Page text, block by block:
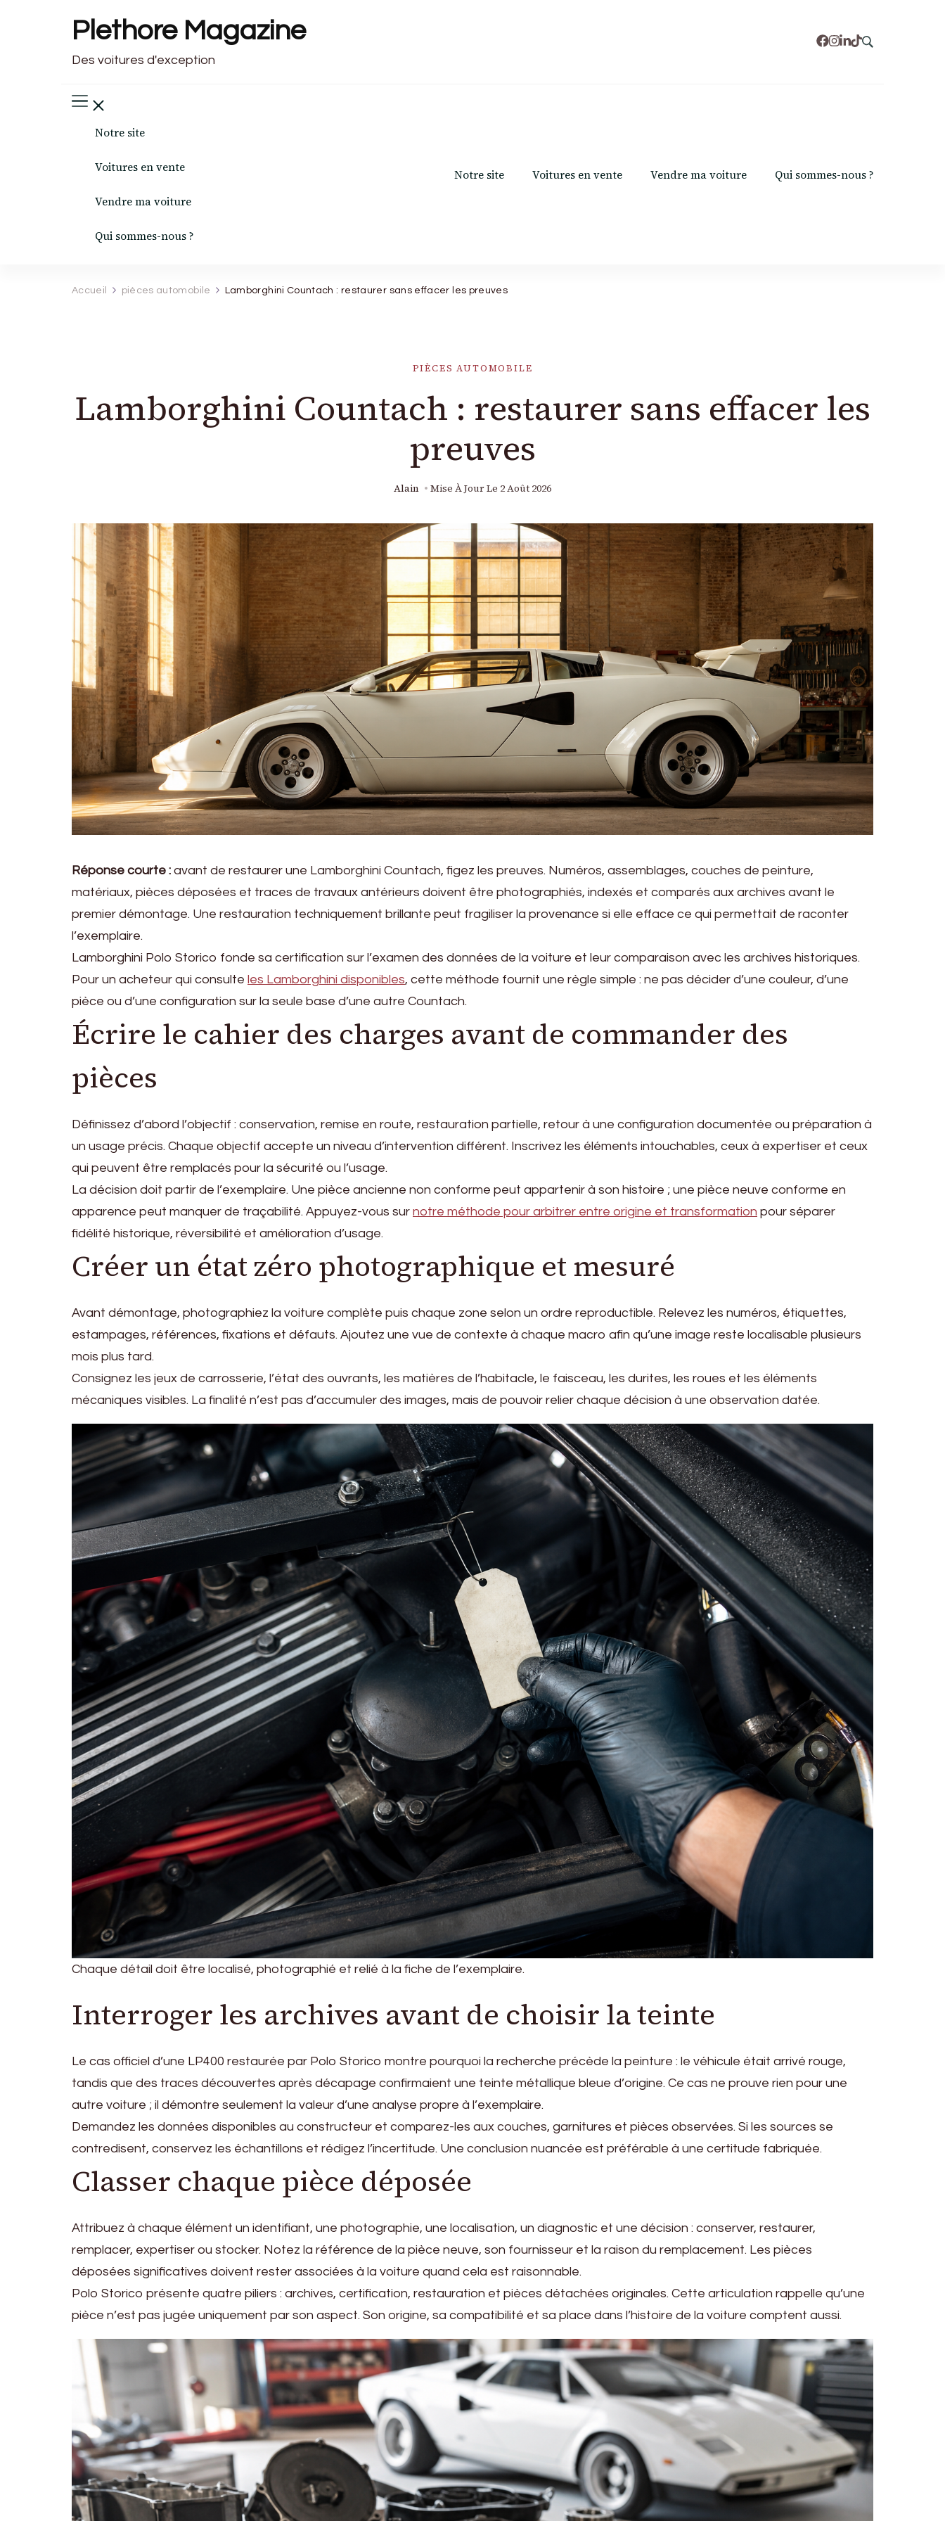
Plethore Magazine
Des voitures d'exception
Notre site
Voitures en vente
Vendre ma voiture
Qui sommes-nous ?
Notre site Voitures en vente Vendre ma voiture Qui sommes-nous ?
Accueil pièces automobile Lamborghini Countach : restaurer sans effacer les preuves
PIÈCES AUTOMOBILE
Lamborghini Countach : restaurer sans effacer les
preuves
Alain Mise À Jour Le 2 Août 2026
Réponse courte : avant de restaurer une Lamborghini Countach, figez les preuves. Numéros, assemblages, couches de peinture,
matériaux, pièces déposées et traces de travaux antérieurs doivent être photographiés, indexés et comparés aux archives avant le
premier démontage. Une restauration techniquement brillante peut fragiliser la provenance si elle efface ce qui permettait de raconter
l’exemplaire.
Lamborghini Polo Storico fonde sa certification sur l’examen des données de la voiture et leur comparaison avec les archives historiques.
Pour un acheteur qui consulte les Lamborghini disponibles, cette méthode fournit une règle simple : ne pas décider d’une couleur, d’une
pièce ou d’une configuration sur la seule base d’une autre Countach.
Écrire le cahier des charges avant de commander des
pièces
Définissez d’abord l’objectif : conservation, remise en route, restauration partielle, retour à une configuration documentée ou préparation à
un usage précis. Chaque objectif accepte un niveau d’intervention différent. Inscrivez les éléments intouchables, ceux à expertiser et ceux
qui peuvent être remplacés pour la sécurité ou l’usage.
La décision doit partir de l’exemplaire. Une pièce ancienne non conforme peut appartenir à son histoire ; une pièce neuve conforme en
apparence peut manquer de traçabilité. Appuyez-vous sur notre méthode pour arbitrer entre origine et transformation pour séparer
fidélité historique, réversibilité et amélioration d’usage.
Créer un état zéro photographique et mesuré
Avant démontage, photographiez la voiture complète puis chaque zone selon un ordre reproductible. Relevez les numéros, étiquettes,
estampages, références, fixations et défauts. Ajoutez une vue de contexte à chaque macro afin qu’une image reste localisable plusieurs
mois plus tard.
Consignez les jeux de carrosserie, l’état des ouvrants, les matières de l’habitacle, le faisceau, les durites, les roues et les éléments
mécaniques visibles. La finalité n’est pas d’accumuler des images, mais de pouvoir relier chaque décision à une observation datée.
Chaque détail doit être localisé, photographié et relié à la fiche de l’exemplaire.
Interroger les archives avant de choisir la teinte
Le cas officiel d’une LP400 restaurée par Polo Storico montre pourquoi la recherche précède la peinture : le véhicule était arrivé rouge,
tandis que des traces découvertes après décapage confirmaient une teinte métallique bleue d’origine. Ce cas ne prouve rien pour une
autre voiture ; il démontre seulement la valeur d’une analyse propre à l’exemplaire.
Demandez les données disponibles au constructeur et comparez-les aux couches, garnitures et pièces observées. Si les sources se
contredisent, conservez les échantillons et rédigez l’incertitude. Une conclusion nuancée est préférable à une certitude fabriquée.
Classer chaque pièce déposée
Attribuez à chaque élément un identifiant, une photographie, une localisation, un diagnostic et une décision : conserver, restaurer,
remplacer, expertiser ou stocker. Notez la référence de la pièce neuve, son fournisseur et la raison du remplacement. Les pièces
déposées significatives doivent rester associées à la voiture quand cela est raisonnable.
Polo Storico présente quatre piliers : archives, certification, restauration et pièces détachées originales. Cette articulation rappelle qu’une
pièce n’est pas jugée uniquement par son aspect. Son origine, sa compatibilité et sa place dans l’histoire de la voiture comptent aussi.